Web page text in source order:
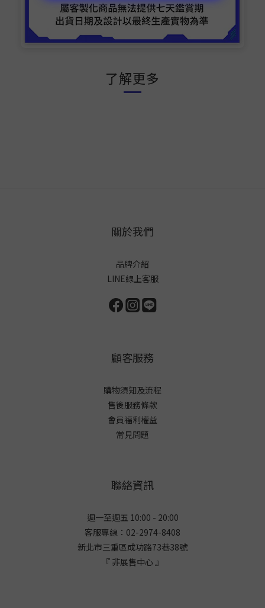
了解更多
關於我們
品牌介紹
LINE線上客服
顧客服務
購物須知及流程
售後服務條款
會員福利權益
常見問題
聯絡資訊
週一至週五 10:00 - 20:00
客服專線：02-2974-8408
新北市三重區成功路73巷38號
『 非展售中心 』